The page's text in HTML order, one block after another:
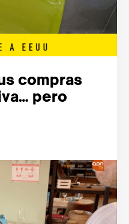
compras
pero